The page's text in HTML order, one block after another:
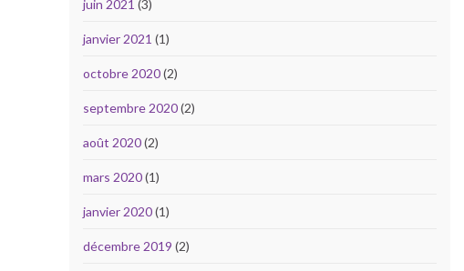
juin 2021 (3)
janvier 2021 (1)
octobre 2020(2)
septembre 2020(2)
août 2020(2)
mars 2020(1)
janvier 2020(1)
décembre 2019 (2)